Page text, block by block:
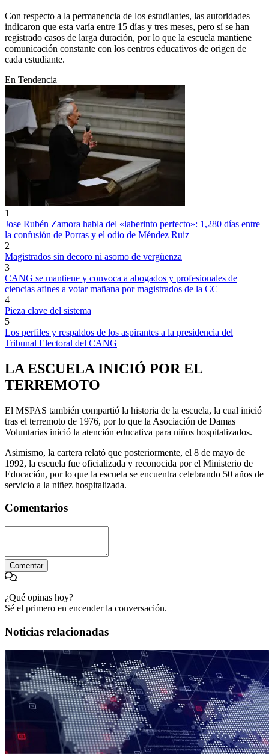
Con respecto a la permanencia de los estudiantes, las autoridades
indicaron que esta varía entre 15 días y tres meses, pero sí se han
registrado casos de larga duración, por lo que la escuela mantiene
comunicación constante con los centros educativos de origen de
cada estudiante.
En Tendencia
1
Jose Rubén Zamora habla del «laberinto perfecto»: 1,280 días entre
la confusión de Porras y el odio de Méndez Ruiz
2
Magistrados sin decoro ni asomo de vergüenza
3
CANG se mantiene y convoca a abogados y profesionales de
ciencias afines a votar mañana por magistrados de la CC
4
Pieza clave del sistema
5
Los perfiles y respaldos de los aspirantes a la presidencia del
Tribunal Electoral del CANG
LA ESCUELA INICIÓ POR EL
TERREMOTO
El MSPAS también compartió la historia de la escuela, la cual inició
tras el terremoto de 1976, por lo que la Asociación de Damas
Voluntarias inició la atención educativa para niños hospitalizados.
Asimismo, la cartera relató que posteriormente, el 8 de mayo de
1992, la escuela fue oficializada y reconocida por el Ministerio de
Educación, por lo que la escuela se encuentra celebrando 50 años de
servicio a la niñez hospitalizada.
Comentarios
Comentar
¿Qué opinas hoy?
Sé el primero en encender la conversación.
Noticias relacionadas